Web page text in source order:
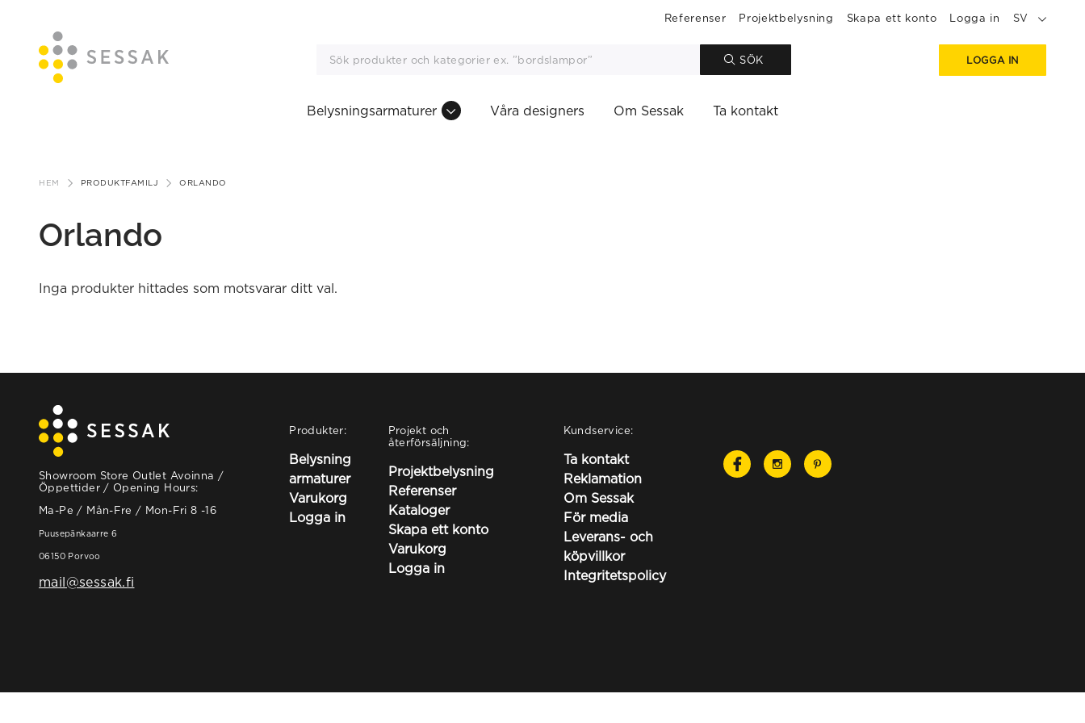
Referenser Projektbelysning Skapa ett konto Logga in SV
SÖK LOGGA IN
Belysningsarmaturer Våra designers Om Sessak Ta kontakt
HEM PRODUKTFAMILJ ORLANDO
Orlando
Inga produkter hittades som motsvarar ditt val.
Showroom Store Outlet Avoinna /
Öppettider / Opening Hours:
Ma-Pe / Mån-Fre / Mon-Fri 8 -16
Puusepänkaarre 6
06150 Porvoo
mail@sessak.fi
Produkter:
Belysning
armaturer
Varukorg
Logga in
Projekt och
återförsäljning:
Projektbelysning
Referenser
Kataloger
Skapa ett konto
Varukorg
Logga in
Kundservice:
Ta kontakt
Reklamation
Om Sessak
För media
Leverans- och
köpvillkor
Integritetspolicy